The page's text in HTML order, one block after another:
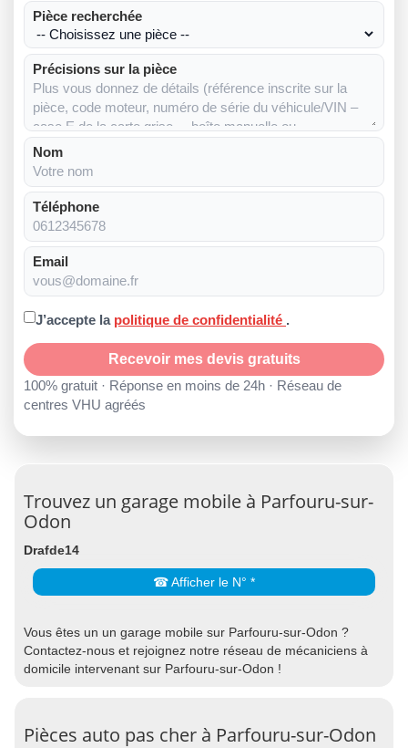
Pièce recherchée
Précisions sur la pièce
Nom
Téléphone
Email
J’accepte la politique de confidentialité .
Recevoir mes devis gratuits
100% gratuit · Réponse en moins de 24h · Réseau de
centres VHU agréés
Trouvez un garage mobile à Parfouru-sur-
Odon
Drafde14
☎ Afficher le N° *
Vous êtes un un garage mobile sur Parfouru-sur-Odon ?
Contactez-nous et rejoignez notre réseau de mécaniciens à
domicile intervenant sur Parfouru-sur-Odon !
Pièces auto pas cher à Parfouru-sur-Odon